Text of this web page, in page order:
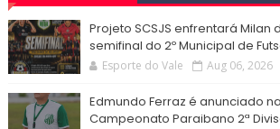
Projeto SCSJS enfrentará Milan
semifinal do 2º Municipal de
Esporte do Vale Aug 06, 2026
Edmundo Ferraz é anunciado
Campeonato Paraibano 2ª